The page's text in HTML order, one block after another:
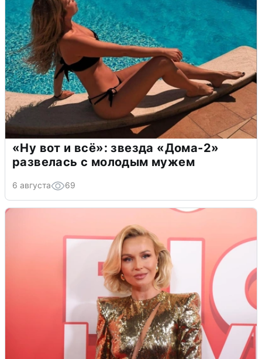
«Ну вот и всё»: звезда «Дома-2»
развелась с молодым мужем
6 августа 69